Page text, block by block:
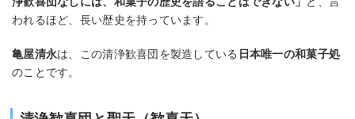
われるほど、長い歴史を持っています。
亀屋清永は、この清浄歓喜団を製造している 日本唯一の和菓子処
のことです。